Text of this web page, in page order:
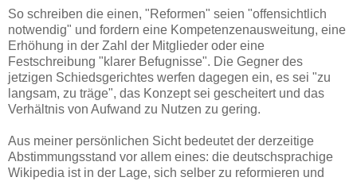
So schreiben die einen, "Reformen" seien "offensichtlich
notwendig" und fordern eine Kompetenzenausweitung, eine
Erhöhung in der Zahl der Mitglieder oder eine
Festschreibung "klarer Befugnisse". Die Gegner des
jetzigen Schiedsgerichtes werfen dagegen ein, es sei "zu
langsam, zu träge", das Konzept sei gescheitert und das
Verhältnis von Aufwand zu Nutzen zu gering.
Aus meiner persönlichen Sicht bedeutet der derzeitige
Abstimmungsstand vor allem eines: die deutschsprachige
Wikipedia ist in der Lage, sich selber zu reformieren und